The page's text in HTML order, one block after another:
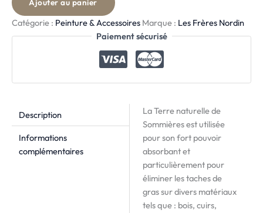
Ajouter au panier
Catégorie : Peinture & Accessoires Marque : Les Frères Nordin
Paiement sécurisé
Description
Informations
complémentaires
La Terre naturelle de
Sommières est utilisée
pour son fort pouvoir
absorbant et
particulièrement pour
éliminer les taches de
gras sur divers matériaux
tels que : bois, cuirs,